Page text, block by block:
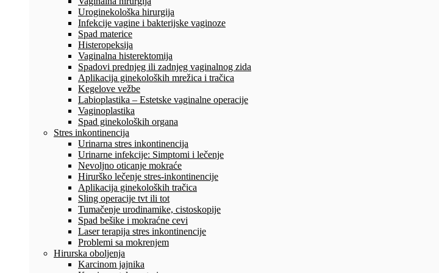
Uroginekološka hirurgija
Infekcije vagine i bakterijske vaginoze
Spad materice
Histeropeksija
Vaginalna histerektomija
Spadovi prednjeg ili zadnjeg vaginalnog zida
Aplikacija ginekoloških mrežica i tračica
Kegelove vežbe
Labioplastika – Estetske vaginalne operacije
Vaginoplastika
Spad ginekoloških organa
Stres inkontinencija
Urinarna stres inkontinencija
Urinarne infekcije: Simptomi i lečenje
Nevoljno oticanje mokraće
Hirurško lečenje stres-inkontinencije
Aplikacija ginekoloških tračica
Sling operacije tvt ili tot
Tumačenje urodinamike, cistoskopije
Spad bešike i mokraćne cevi
Laser terapija stres inkontinencije
Problemi sa mokrenjem
Hirurska oboljenja
Karcinom jajnika